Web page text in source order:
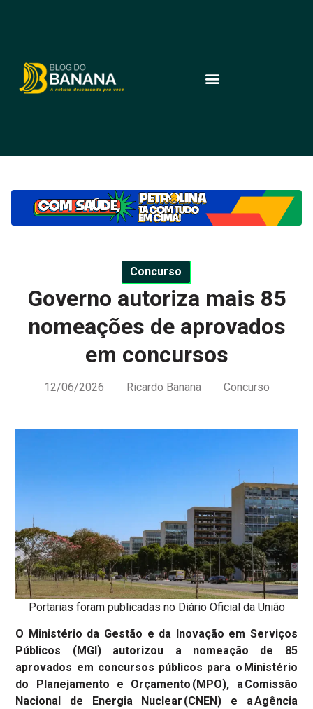
Concurso
Governo autoriza mais 85
nomeações de aprovados
em concursos
12/06/2026 Ricardo Banana Concurso
Portarias foram publicadas no Diário Oficial da União
O Ministério da Gestão e da Inovação em Serviços
Públicos (MGI) autorizou a nomeação de 85
aprovados em concursos públicos para o Ministério
do Planejamento e Orçamento (MPO), a Comissão
Nacional de Energia Nuclear (CNEN) e a Agência